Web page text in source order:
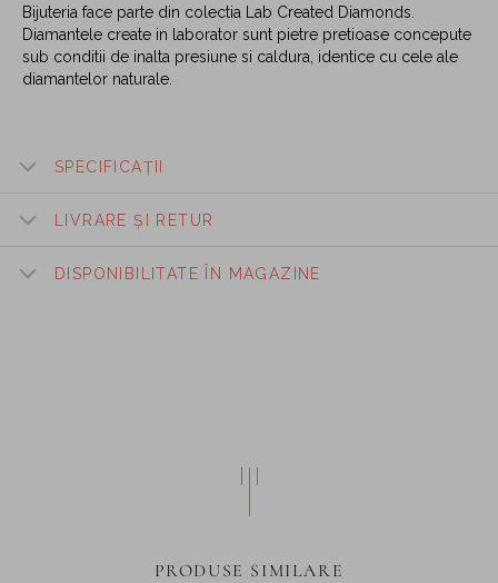
Bijuteria face parte din colectia Lab Created Diamonds.
Diamantele create in laborator sunt pietre pretioase concepute
sub conditii de inalta presiune si caldura, identice cu cele ale
diamantelor naturale.
SPECIFICAȚII
LIVRARE ȘI RETUR
DISPONIBILITATE ÎN MAGAZINE
PRODUSE SIMILARE